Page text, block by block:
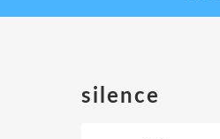
silence